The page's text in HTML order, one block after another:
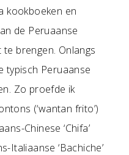
kookboeken en
de Peruaanse
brengen. Onlangs
typisch Peruaanse
Zo proefde ik
(‘wantan frito’)
Chinese ‘Chifa’
Italiaanse ‘Bachiche’